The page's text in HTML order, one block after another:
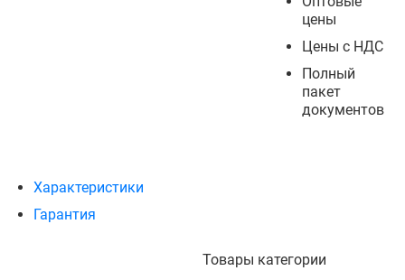
цены
Цены с НДС
Полный
пакет
документов
Характеристики
Гарантия
Товары категории